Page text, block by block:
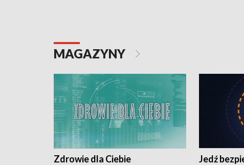
MAGAZYNY
Zdrowie dla Ciebie Jedź